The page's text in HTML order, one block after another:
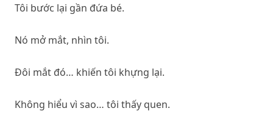
Tôi bước lại gần đứa bé.
Nó mở mắt, nhìn tôi.
Đôi mắt đó… khiến tôi khựng lại.
Không hiểu vì sao… tôi thấy quen.